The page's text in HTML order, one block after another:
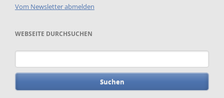
Vom Newsletter abmelden
WEBSEITE DURCHSUCHEN
Suchbegriffe